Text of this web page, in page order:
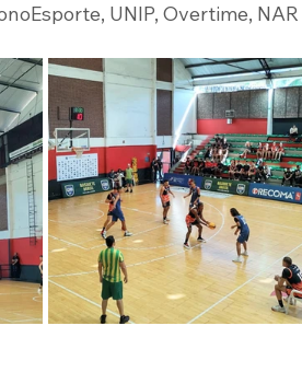
UNIP, Overtime, NAR